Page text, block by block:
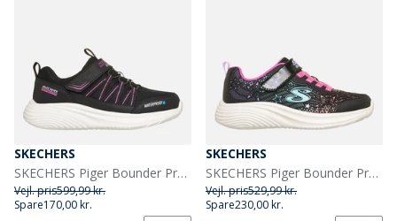
SKECHERS
SKECHERS Piger Bounder Pro Vandtætte Sneakers Sort
Vejl. pris599,99 kr.
Spare170,00 kr.
SKECHERS
SKECHERS Piger Bounder Pro Sneakers Sort
Vejl. pris529,99 kr.
Spare230,00 kr.